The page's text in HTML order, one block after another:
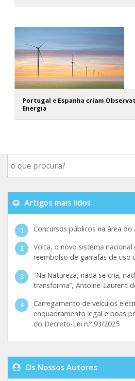
Portugal e Espanha criam
Energia
Artigos mais lidos
Concursos públicos na área do
Volta, o novo sistema
reembolso de garrafas de uso
“Na Natureza, nada se cria,
transforma”, Antoine-Laurent
Carregamento de veículos
enquadramento legal e boas
do Decreto-Lei n.º 93/2025
Os Nossos Autores